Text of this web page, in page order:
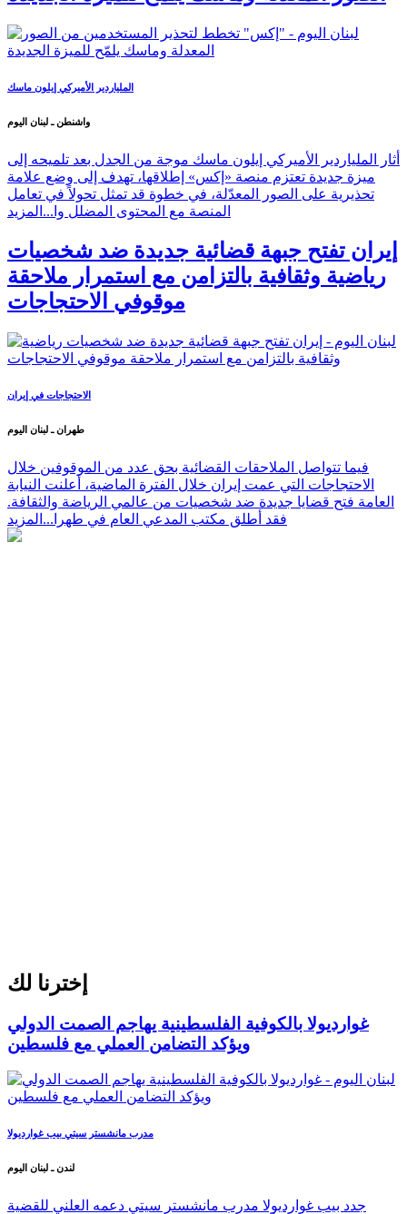
الملياردير الأميركي إيلون ماسك
واشنطن ـ لبنان اليوم
أثار الملياردير الأميركي إيلون ماسك موجة من الجدل بعد تلميحه إلى
ميزة جديدة تعتزم منصة «إكس» إطلاقها، تهدف إلى وضع علامة
تحذيرية على الصور المعدّلة، في خطوة قد تمثل تحولاً في تعامل
المنصة مع المحتوى المضلل وا... المزيد
إيران تفتح جبهة قضائية جديدة ضد شخصيات
رياضية وثقافية بالتزامن مع استمرار ملاحقة
موقوفي الاحتجاجات
الاحتجاجات في إيران
طهران ـ لبنان اليوم
فيما تتواصل الملاحقات القضائية بحق عدد من الموقوفين خلال
الاحتجاجات التي عمت إيران خلال الفترة الماضية، أعلنت النيابة
العامة فتح قضايا جديدة ضد شخصيات من عالمي الرياضة والثقافة.
فقد أطلق مكتب المدعي العام في طهرا... المزيد
إخترنا لك
غوارديولا بالكوفية الفلسطينية يهاجم الصمت الدولي
ويؤكد التضامن العملي مع فلسطين
مدرب مانشستر سيتي بيب غوارديولا
لندن ـ لبنان اليوم
جدد بيب غوارديولا مدرب مانشستر سيتي دعمه العلني للقضية